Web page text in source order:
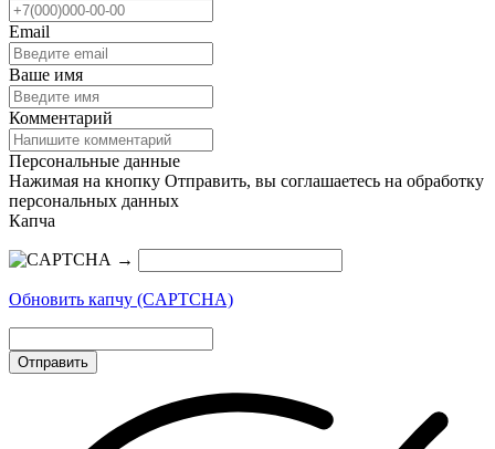
Email
Ваше имя
Комментарий
Персональные данные
Нажимая на кнопку Отправить, вы соглашаетесь на обработку
персональных данных
Капча
→
Обновить капчу (CAPTCHA)
Отправить